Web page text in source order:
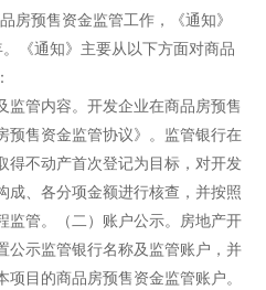
房预售资金监管工作，《通知》
《通知》主要从以下方面对商品
监管内容。开发企业在商品房预售
预售资金监管协议》。监管银行在
得不动产首次登记为目标，对开发
成、各分项金额进行核查，并按照
监管。（二）账户公示。房地产开
公示监管银行名称及监管账户，并
目的商品房预售资金监管账户。